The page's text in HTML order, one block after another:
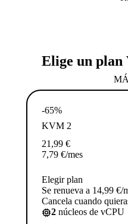
Elige un plan
-65%
KVM 2
21,99 €
7,79 €/mes
Elegir plan
Se renueva a 14,99 €/
Cancela cuando
2 núcleos de vCPU